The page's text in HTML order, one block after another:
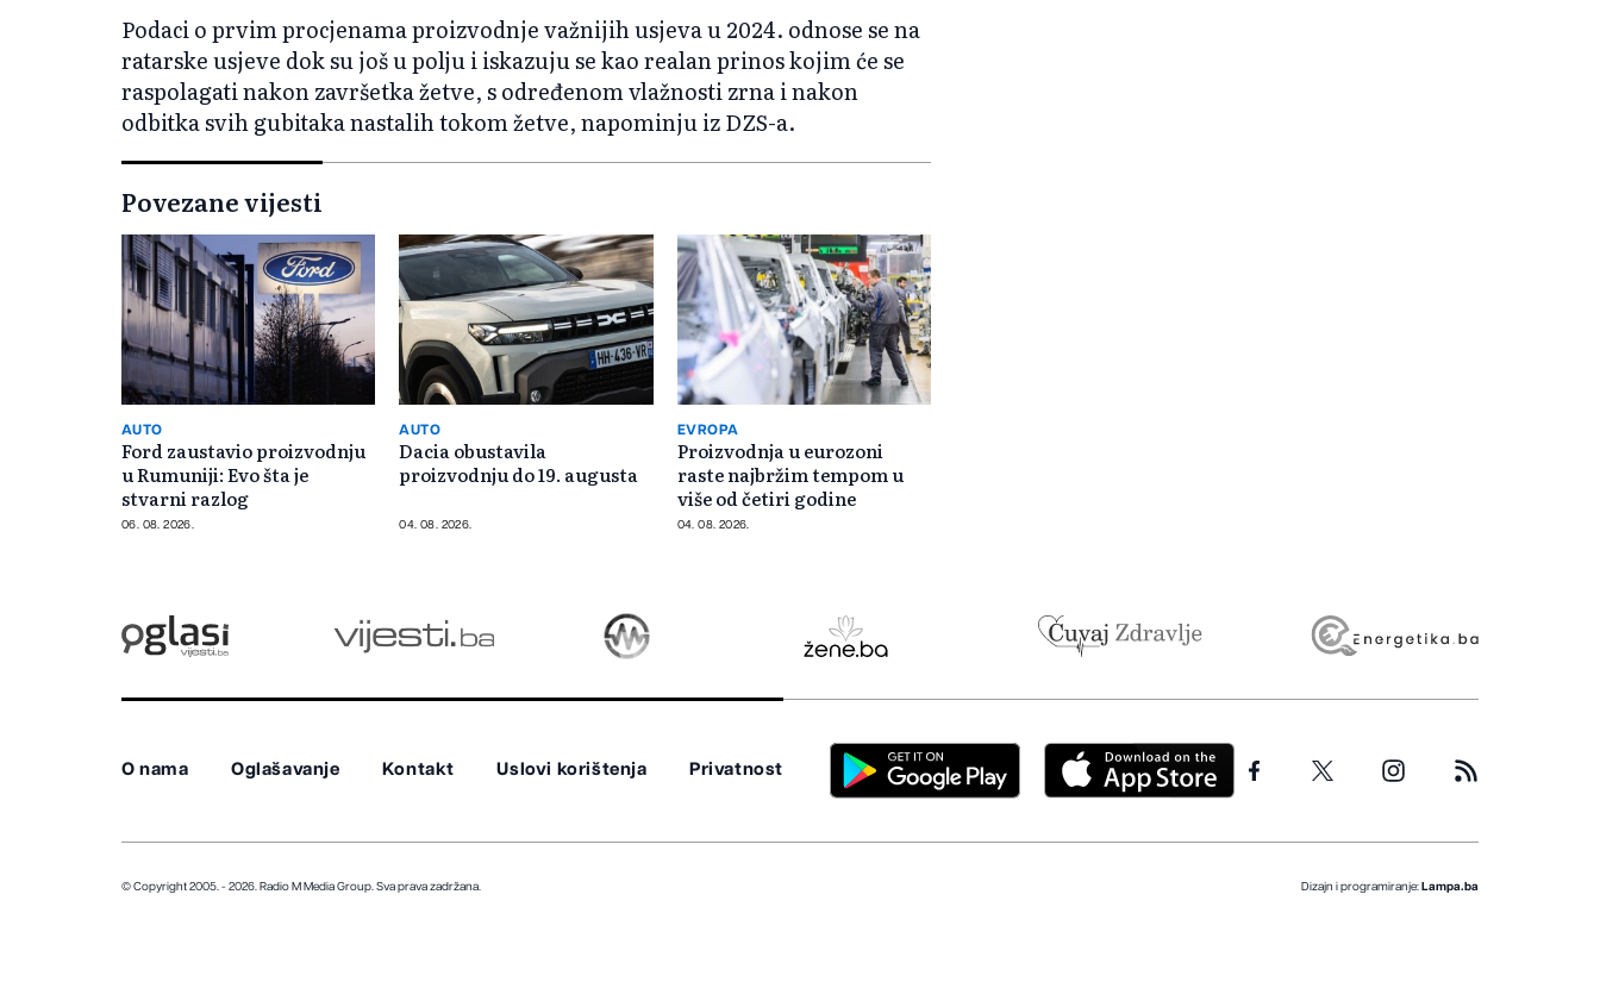
Podaci o prvim procjenama proizvodnje važnijih usjeva u 2024. odnose se na
ratarske usjeve dok su još u polju i iskazuju se kao realan prinos kojim će se
raspolagati nakon završetka žetve, s određenom vlažnosti zrna i nakon
odbitka svih gubitaka nastalih tokom žetve, napominju iz DZS-a.
Povezane vijesti
AUTO
Ford zaustavio proizvodnju
u Rumuniji: Evo šta je
stvarni razlog
06. 08. 2026.
AUTO
Dacia obustavila
proizvodnju do 19. augusta
04. 08. 2026.
EVROPA
Proizvodnja u eurozoni
raste najbržim tempom u
više od četiri godine
04. 08. 2026.
O nama Oglašavanje Kontakt Uslovi korištenja Privatnost
© Copyright 2005. - 2026. Radio M Media Group. Sva prava zadržana. Dizajn i programiranje: Lampa.ba